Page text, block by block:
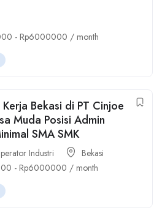
- Rp6000000 / month
Bekasi di PT Cinjoe
Muda Posisi Admin
SMA SMK
Industri
Bekasi
- Rp6000000 / month